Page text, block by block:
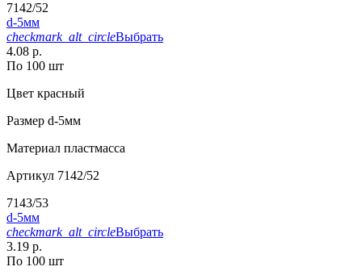
7142/52
d-5мм
checkmark_alt_circleВыбрать
4.08 р.
По 100 шт
Цвет красный
Размер d-5мм
Материал пластмасса
Артикул 7142/52
7143/53
d-5мм
checkmark_alt_circleВыбрать
3.19 р.
По 100 шт